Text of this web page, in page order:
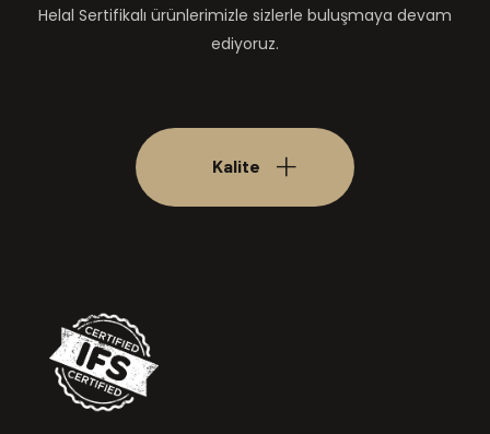
Helal Sertifikalı ürünlerimizle sizlerle buluşmaya devam
ediyoruz.
Kalite